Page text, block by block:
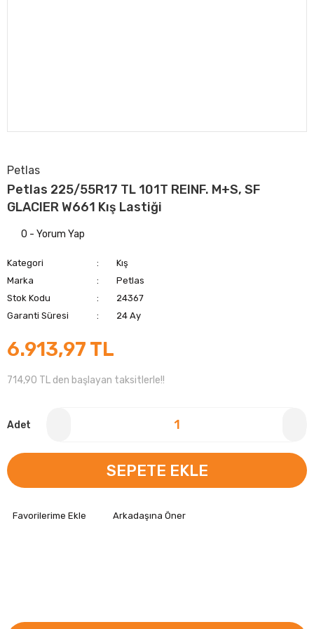
Petlas
Petlas 225/55R17 TL 101T REINF. M+S, SF
GLACIER W661 Kış Lastiği
0 - Yorum Yap
Kategori
Kış
Marka
Petlas
Stok Kodu
24367
Garanti Süresi
24 Ay
6.913,97 TL
714,90 TL den başlayan taksitlerle!!
Adet
SEPETE EKLE
Arkadaşına Öner